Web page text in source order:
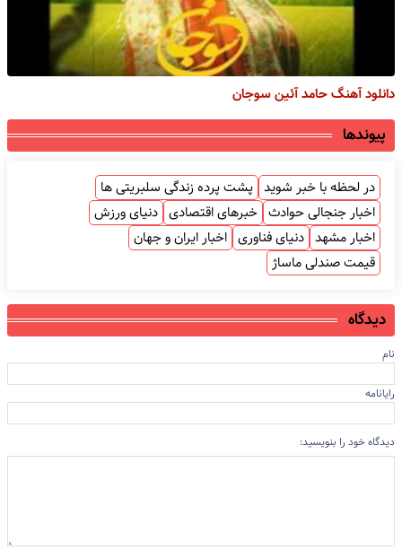
دانلود آهنگ حامد آئین سوجان
پیوندها
در لحظه با خبر شوید پشت پرده زندگی سلبریتی ها
اخبار جنجالی حوادث خبرهای اقتصادی دنیای ورزش
اخبار مشهد دنیای فناوری اخبار ایران و جهان
قیمت صندلی ماساژ
دیدگاه
نام
رایانامه
دیدگاه خود را بنویسید: